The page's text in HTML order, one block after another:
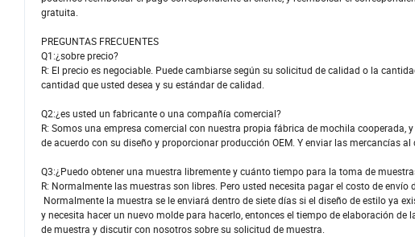
gratuita.
PREGUNTAS FRECUENTES
Q1:¿sobre precio?
R: El precio es negociable. Puede cambiarse según su solicitud de calidad o la
cantidad que usted desea y su estándar de calidad.
Q2:¿es usted un fabricante o una compañía comercial?
R: Somos una empresa comercial con nuestra propia fábrica de mochila
de acuerdo con su diseño y proporcionar producción OEM. Y enviar las mercancías
Q3:¿Puedo obtener una muestra libremente y cuánto tiempo para la toma de
R: Normalmente las muestras son libres. Pero usted necesita pagar el costo de
Normalmente la muestra se le enviará dentro de siete días si el diseño de estilo ya
y necesita hacer un nuevo molde para hacerlo, entonces el tiempo de elaboración
de muestra y discutir con nosotros sobre su solicitud de muestra.